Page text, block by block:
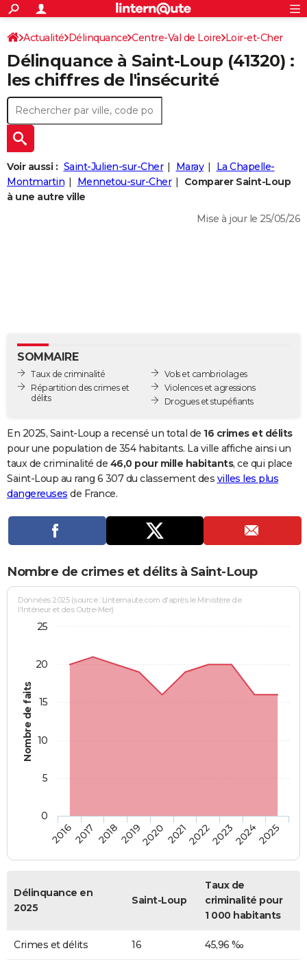
ACTUALITÉS
Politique
Société
Faits Divers
Education
Monde
Villes
+
SPORT
Coupe du monde 2026
Football
Tennis
Cyclisme
Rugby
Forum
CULTURE
Programme TV
TNT
Streaming
Cinéma
Sorties cinéma
Musique
+
FINANCE
Retraite
Impôts
Epargne
Immobilier
Risques naturels par ville
Banque
Assurance
Crédit
AUTO
Essais
Réserver un essai
Citadines
Berlines
SUV
Forum auto
+
HIGH-TECH
Mobiles
Meilleur smartphone
Internet
Ordinateurs
Jeux vidéo
Guide high-tech
+
BRICOLAGE
GUIDES D'ACHAT
BONS PLANS
Carte de Noël
Carte Bonne année
Carte Saint-Valentin
Carte Pâques
Carte d'anniversaire
DICTIONNAIRE
Dictionnaire
Biographies
Citations
Expressions
Proverbes
PROGRAMME TV
COPAINS D'AVANT
S'inscrire
Se connecter
Lycées
Collèges
Primaires
Universités
Entreprises
Service militaire
Avis de recherche
AVIS DE DÉCÈS
FORUM
Bricolage
Lifestyle
Culture
Sport
Auto
Television
Voyage
Cinema
Rechercher
S'inscrire
Connexion
Actualité Délinquance Centre-Val de Loire Loir-et-Cher
Saint-Loup
Délinquance à Saint-Loup (41320) :
les chiffres de l'insécurité
Voir aussi : Saint-Julien-sur-Cher Maray
La Chapelle-
Montmartin
Mennetou-sur-Cher
Comparer Saint-Loup
à une autre ville
Mise à jour le 25/05/26
SOMMAIRE
Taux de criminalité
Répartition des crimes et
délits
Vols et cambriolages
Violences et agressions
Drogues et stupéfiants
En 2025, Saint-Loup a recensé un total de 16 crimes et délits
pour une population de 354 habitants. La ville affiche ainsi un
taux de criminalité de 46,0 pour mille habitants, ce qui place
Saint-Loup au rang 6 307 du classement des villes les plus
dangereuses de France.
Nombre de crimes et délits à Saint-Loup
Nombre de faits
Données 2025 (source : Linternaute.com d'après le Ministère de
l'Intérieur et des Outre-Mer)
20162017 20182019202020212022202320242025
0
5
10
15
20
25
Délinquance en
2025
Saint-Loup
Taux de
criminalité pour
1 000 habitants
Crimes et délits 16 45,96 ‰